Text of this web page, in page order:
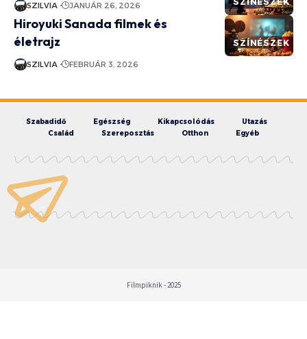
SZILVIA JANUÁR 26, 2026
SZÍNÉSZEK
Hiroyuki Sanada filmek és
életrajz
SZILVIA FEBRUÁR 3, 2026
Szabadidő Egészség Kikapcsolódás
Utazás
Család
Szereposztás Otthon Egyéb
Filmpiknik - 2025